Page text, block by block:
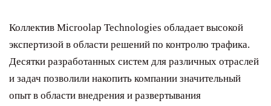
Коллектив Microolap Technologies обладает высокой
экспертизой в области решений по контролю трафика.
Десятки разработанных систем для различных отраслей
и задач позволили накопить компании значительный
опыт в области внедрения и развертывания